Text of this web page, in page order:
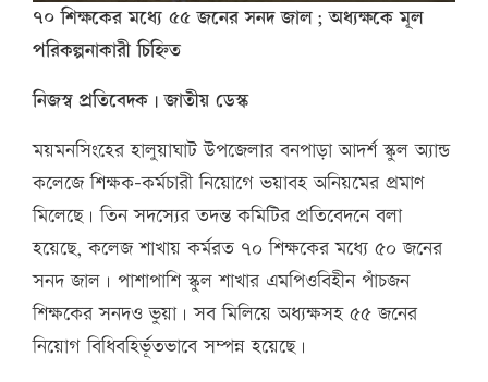
৭০ শিক্ষকের মধ্যে ৫৫ জনের সনদ জাল; অধ্যক্ষকে মূল
পরিকল্পনাকারী চিহ্নিত
নিজস্ব প্রতিবেদক | জাতীয় ডেস্ক
ময়মনসিংহের হালুয়াঘাট উপজেলার বনপাড়া আদর্শ স্কুল অ্যান্ড
কলেজে শিক্ষক-কর্মচারী নিয়োগে ভয়াবহ অনিয়মের প্রমাণ
মিলেছে। তিন সদস্যের তদন্ত কমিটির প্রতিবেদনে বলা
হয়েছে, কলেজ শাখায় কর্মরত ৭০ শিক্ষকের মধ্যে ৫০ জনের
সনদ জাল। পাশাপাশি স্কুল শাখার এমপিওবিহীন পাঁচজন
শিক্ষকের সনদও ভুয়া। সব মিলিয়ে অধ্যক্ষসহ ৫৫ জনের
নিয়োগ বিধিবহির্ভূতভাবে সম্পন্ন হয়েছে।